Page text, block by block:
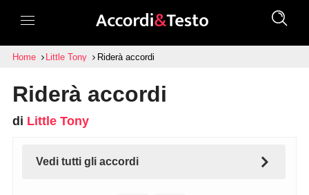
Home Little Tony Riderà accordi
Riderà accordi
di Little Tony
Vedi tutti gli accordi